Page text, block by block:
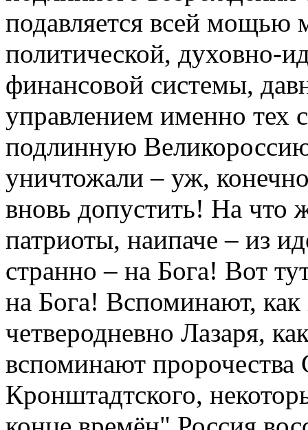
подавляется всей мощью
политической, духовно-
финансовой системы,
управлением именно тех
подлинную
уничтожали – уж,
вновь допустить! На что
патриоты, наипаче – из
странно – на Бога! Вот
на Бога! Вспоминают,
четверодневно Лазаря,
вспоминают
Кронштадтского,